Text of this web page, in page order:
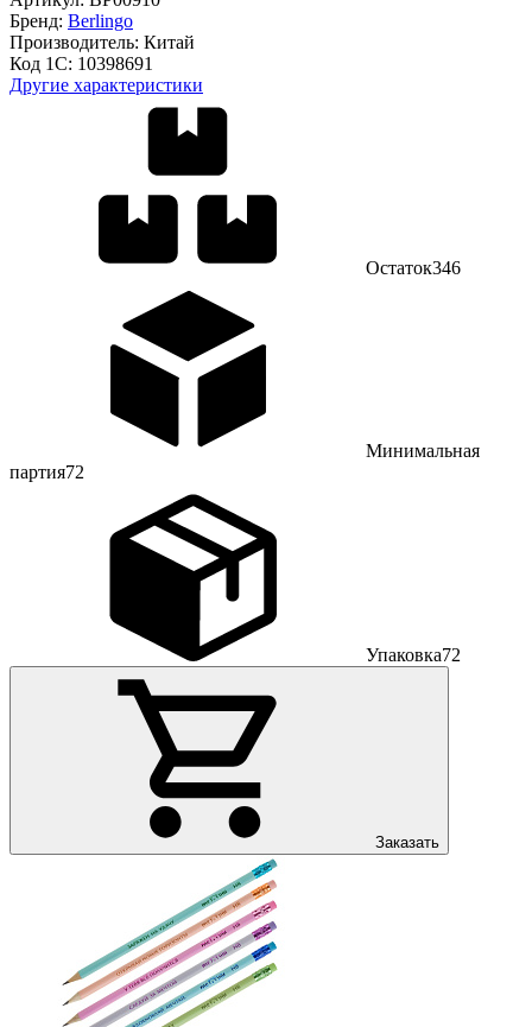
Бренд: Berlingo
Производитель: Китай
Код 1С: 10398691
Другие характеристики
Остаток346
Минимальная
партия72
Упаковка72
Заказать